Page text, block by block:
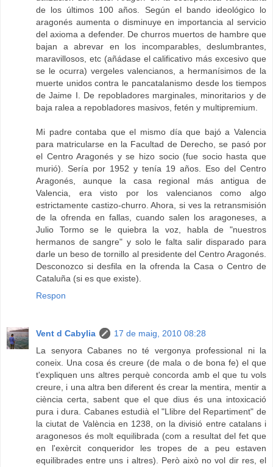
de los últimos 100 años. Según el bando ideológico lo
aragonés aumenta o disminuye en importancia al servicio
del axioma a defender. De churros muertos de hambre que
bajan a abrevar en los incomparables, deslumbrantes,
maravillosos, etc (añádase el calificativo más excesivo que
se le ocurra) vergeles valencianos, a hermanísimos de la
muerte unidos contra le pancatalanismo desde los tiempos
de Jaime I. De repobladores marginales, minoritarios y de
baja ralea a repobladores masivos, fetén y multipremium.
Mi padre contaba que el mismo día que bajó a Valencia
para matricularse en la Facultad de Derecho, se pasó por
el Centro Aragonés y se hizo socio (fue socio hasta que
murió). Sería por 1952 y tenía 19 años. Eso del Centro
Aragonés, aunque la casa regional más antigua de
Valencia, era visto por los valencianos como algo
estrictamente castizo-churro. Ahora, si ves la retransmisión
de la ofrenda en fallas, cuando salen los aragoneses, a
Julio Tormo se le quiebra la voz, habla de "nuestros
hermanos de sangre" y solo le falta salir disparado para
darle un beso de tornillo al presidente del Centro Aragonés.
Desconozco si desfila en la ofrenda la Casa o Centro de
Cataluña (si es que existe).
Respon
Vent d Cabylia
17 de maig, 2010 08:28
La senyora Cabanes no té vergonya professional ni la
coneix. Una cosa és creure (de mala o de bona fe) el que
t'expliquen uns altres perquè concorda amb el que tu vols
creure, i una altra ben diferent és crear la mentira, mentir a
ciència certa, sabent que el que dius és una intoxicació
pura i dura. Cabanes estudià el "Llibre del Repartiment" de
la ciutat de València en 1238, on la divisió entre catalans i
aragonesos és molt equilibrada (com a resultat del fet que
en l'exèrcit conqueridor les tropes de a peu estaven
equilibrades entre uns i altres). Però això no vol dir res, el